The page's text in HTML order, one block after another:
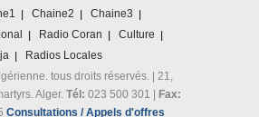
Chaine2
Chaine3
Radio Coran
Culture
Radios Locales
tous droits réservés. | 21,
Alger. Tél: 023 500 301 | Fax:
Consultations / Appels d'offres